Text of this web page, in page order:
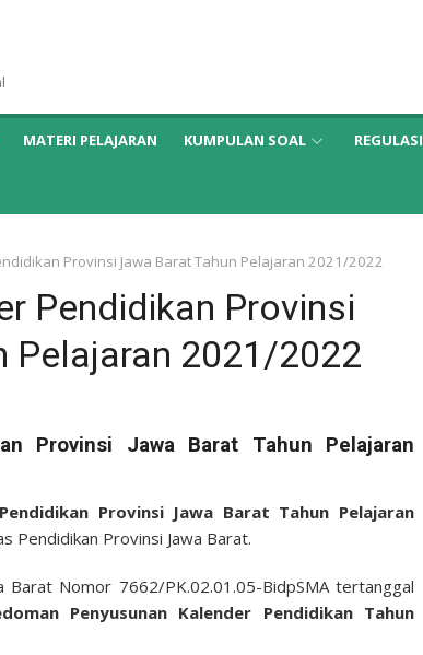
MATERI PELAJARAN KUMPULAN SOAL REGULASI
Provinsi Jawa Barat Tahun Pelajaran 2021/2022
Pendidikan Provinsi
Pelajaran 2021/2022
Provinsi Jawa Barat Tahun Pelajaran
Provinsi Jawa Barat Tahun Pelajaran
Pendidikan Provinsi Jawa Barat.
Barat Nomor 7662/PK.02.01.05-BidpSMA tertanggal
Penyusunan Kalender Pendidikan Tahun